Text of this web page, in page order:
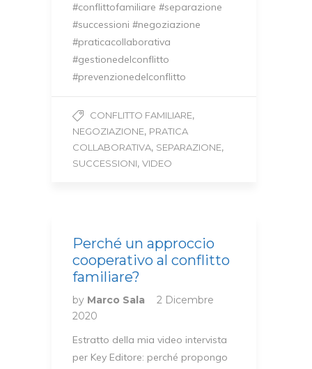
#conflittofamiliare #separazione
#successioni #negoziazione
#praticacollaborativa
#gestionedelconflitto
#prevenzionedelconflitto
CONFLITTO FAMILIARE,
NEGOZIAZIONE, PRATICA
COLLABORATIVA, SEPARAZIONE,
SUCCESSIONI, VIDEO
Perché un approccio
cooperativo al conflitto
familiare?
by Marco Sala
2 Dicembre
2020
Estratto della mia video intervista
per Key Editore: perché propongo